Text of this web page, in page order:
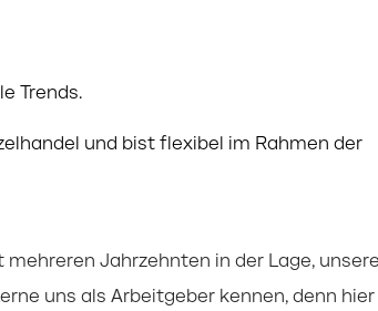
Trends.
und bist flexibel im Rahmen der
Jahrzehnten in der Lage,
uns als Arbeitgeber kennen, denn hier